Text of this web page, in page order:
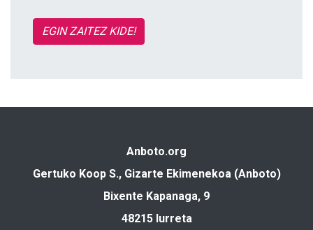
EGIN ZAITEZ KIDE!
Anboto.org
Gertuko Koop S., Gizarte Ekimenekoa (Anboto)
Bixente Kapanaga, 9
48215 Iurreta